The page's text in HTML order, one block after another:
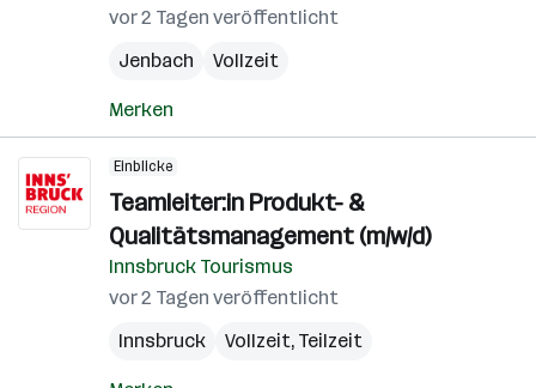
vor 2 Tagen veröffentlicht
Jenbach
Vollzeit
Merken
Einblicke
Teamleiter:in Produkt- &
Qualitätsmanagement (m/w/d)
Innsbruck Tourismus
vor 2 Tagen veröffentlicht
Innsbruck
Vollzeit, Teilzeit